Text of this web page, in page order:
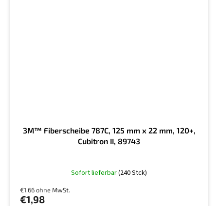
3M™ Fiberscheibe 787C, 125 mm x 22 mm, 120+,
Cubitron II, 89743
Sofort lieferbar(240 Stck)
€1,66 ohne MwSt.
€1,98